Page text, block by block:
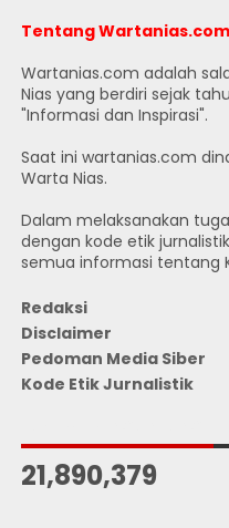
Tentang Wartanias.com
Wartanias.com adalah
Nias yang berdiri sejak
"Informasi dan Inspirasi".
Saat ini wartanias.com
Warta Nias.
Dalam melaksanakan
dengan kode etik
semua informasi tentang
Redaksi
Disclaimer
Pedoman Media Siber
Kode Etik Jurnalistik
21,890,379